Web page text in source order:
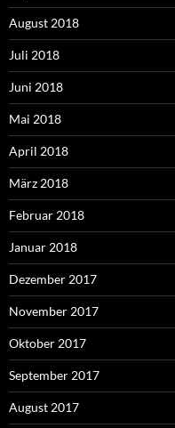
August 2018
Juli 2018
Juni 2018
Mai 2018
April 2018
März 2018
Februar 2018
Januar 2018
Dezember 2017
November 2017
Oktober 2017
September 2017
August 2017